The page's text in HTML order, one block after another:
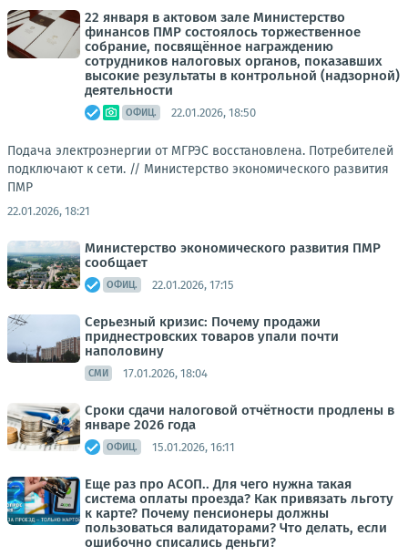
22 января в актовом зале Министерство
финансов ПМР состоялось торжественное
собрание, посвящённое награждению
сотрудников налоговых органов, показавших
высокие результаты в контрольной (надзорной)
деятельности
ОФИЦ. 22.01.2026, 18:50
Подача электроэнергии от МГРЭС восстановлена. Потребителей
подключают к сети. // Министерство экономического развития
ПМР
22.01.2026, 18:21
Министерство экономического развития ПМР
сообщает
ОФИЦ. 22.01.2026, 17:15
Серьезный кризис: Почему продажи
приднестровских товаров упали почти
наполовину
СМИ 17.01.2026, 18:04
Сроки сдачи налоговой отчётности продлены в
январе 2026 года
ОФИЦ. 15.01.2026, 16:11
Еще раз про АСОП.. Для чего нужна такая
система оплаты проезда? Как привязать льготу
к карте? Почему пенсионеры должны
пользоваться валидаторами? Что делать, если
ошибочно списались деньги?